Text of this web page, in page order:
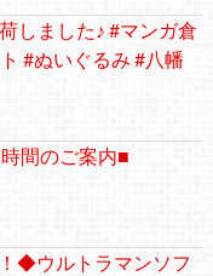
しました♪ #マンガ倉
#ぬいぐるみ #八幡
間のご案内■
◆ウルトラマンソフ